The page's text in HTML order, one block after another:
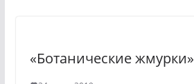
«Ботанические жмурки»